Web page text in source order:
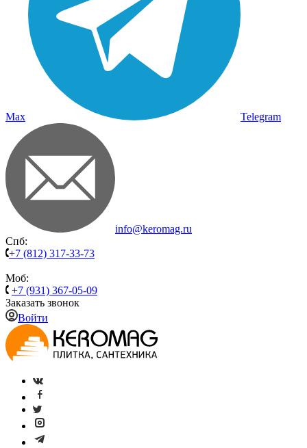
Max Telegram
info@keromag.ru
Спб:
+7 (812) 317-33-73
Моб:
+7 (931) 367-05-09
Заказать звонок
Войти